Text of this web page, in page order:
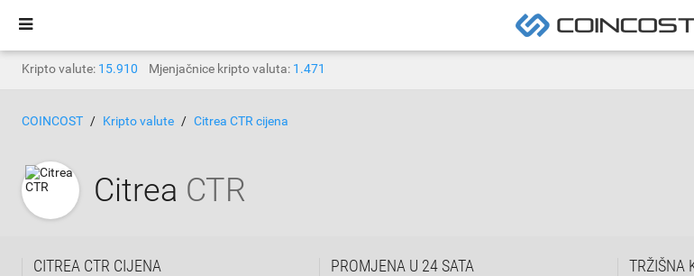
Kripto valute: 15.910 Mjenjačnice kripto valuta: 1.471
COINCOST Kripto valute Citrea CTR cijena
Citrea CTR
CITREA CTR CIJENA PROMJENA U 24 SATA TRŽIŠNA